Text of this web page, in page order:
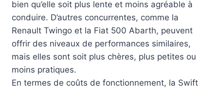
bien qu’elle soit plus lente et moins agréable à
conduire. D’autres concurrentes, comme la
Renault Twingo et la Fiat 500 Abarth, peuvent
offrir des niveaux de performances similaires,
mais elles sont soit plus chères, plus petites ou
moins pratiques.
En termes de coûts de fonctionnement, la Swift